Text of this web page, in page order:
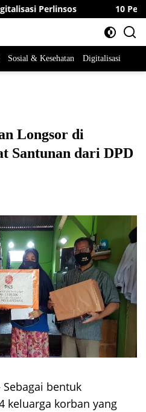
Perlinsos 10 Peserta
Sosial & Kesehatan Digitalisasi
Longsor di
Santunan dari DPD
Sebagai bentuk
keluarga korban yang